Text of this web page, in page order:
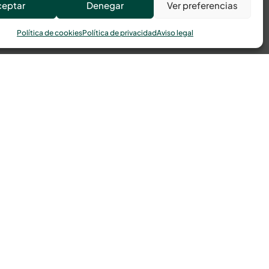
Denegar Ver preferencias
Política de cookiesPolítica de privacidadAviso legal